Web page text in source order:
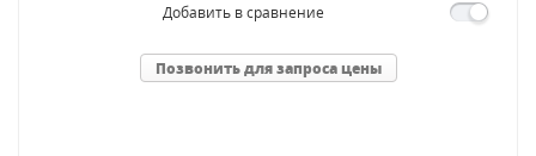
Добавить в сравнение
Позвонить для запроса цены